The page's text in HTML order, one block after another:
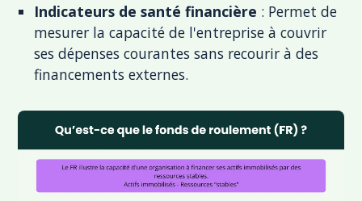
Indicateurs de santé financière : Permet de
mesurer la capacité de l'entreprise à couvrir
ses dépenses courantes sans recourir à des
financements externes.